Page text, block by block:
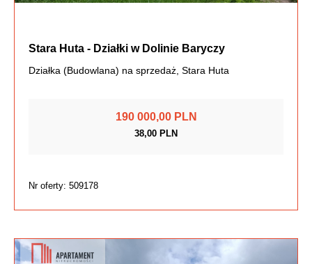
Stara Huta - Działki w Dolinie Baryczy
Działka (Budowlana) na sprzedaż, Stara Huta
190 000,00 PLN
38,00 PLN
Nr oferty: 509178